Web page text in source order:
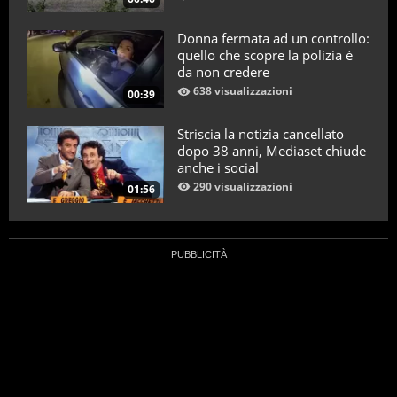
00:39
Donna fermata ad un controllo:
quello che scopre la polizia è
da non credere
638 visualizzazioni
01:56
Striscia la notizia cancellato
dopo 38 anni, Mediaset chiude
anche i social
290 visualizzazioni